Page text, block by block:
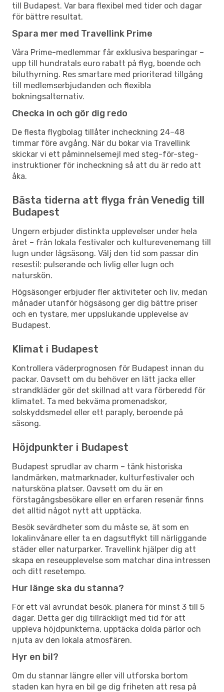
till Budapest. Var bara flexibel med tider och dagar
för bättre resultat.
Spara mer med Travellink Prime
Våra Prime-medlemmar får exklusiva besparingar –
upp till hundratals euro rabatt på flyg, boende och
biluthyrning. Res smartare med prioriterad tillgång
till medlemserbjudanden och flexibla
bokningsalternativ.
Checka in och gör dig redo
De flesta flygbolag tillåter incheckning 24–48
timmar före avgång. När du bokar via Travellink
skickar vi ett påminnelsemejl med steg-för-steg-
instruktioner för incheckning så att du är redo att
åka.
Bästa tiderna att flyga från Venedig till
Budapest
Ungern erbjuder distinkta upplevelser under hela
året – från lokala festivaler och kulturevenemang till
lugn under lågsäsong. Välj den tid som passar din
resestil: pulserande och livlig eller lugn och
naturskön.
Högsäsonger erbjuder fler aktiviteter och liv, medan
månader utanför högsäsong ger dig bättre priser
och en tystare, mer uppslukande upplevelse av
Budapest.
Klimat i Budapest
Kontrollera väderprognosen för Budapest innan du
packar. Oavsett om du behöver en lätt jacka eller
strandkläder gör det skillnad att vara förberedd för
klimatet. Ta med bekväma promenadskor,
solskyddsmedel eller ett paraply, beroende på
säsong.
Höjdpunkter i Budapest
Budapest sprudlar av charm – tänk historiska
landmärken, matmarknader, kulturfestivaler och
natursköna platser. Oavsett om du är en
förstagångsbesökare eller en erfaren resenär finns
det alltid något nytt att upptäcka.
Besök sevärdheter som du måste se, ät som en
lokalinvånare eller ta en dagsutflykt till närliggande
städer eller naturparker. Travellink hjälper dig att
skapa en reseupplevelse som matchar dina intressen
och ditt resetempo.
Hur länge ska du stanna?
För ett väl avrundat besök, planera för minst 3 till 5
dagar. Detta ger dig tillräckligt med tid för att
uppleva höjdpunkterna, upptäcka dolda pärlor och
njuta av den lokala atmosfären.
Hyr en bil?
Om du stannar längre eller vill utforska bortom
staden kan hyra en bil ge dig friheten att resa på